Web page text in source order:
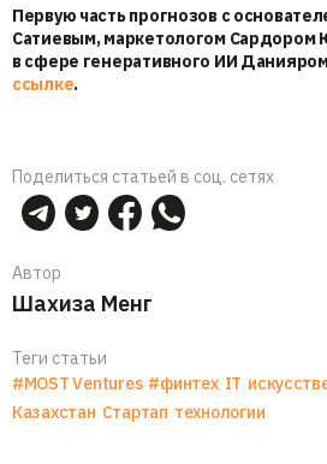
Первую часть прогнозов с
Сатиевым, маркетологом Сардором
в сфере генеративного ИИ
ссылке.
Поделиться статьей в соц. сетях
Автор
Шахиза Менг
Теги статьи
#MOST Ventures #финтех IT
Казахстан Стартап технологии